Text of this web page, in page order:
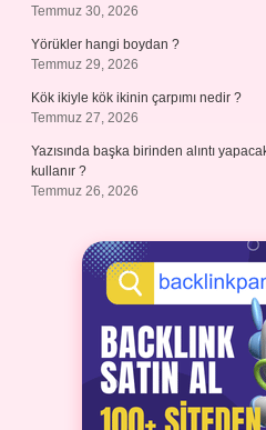
Temmuz 30, 2026
Yörükler hangi boydan ?
Temmuz 29, 2026
Kök ikiyle kök ikinin çarpımı nedir ?
Temmuz 27, 2026
Yazısında başka birinden alıntı
kullanır ?
Temmuz 26, 2026